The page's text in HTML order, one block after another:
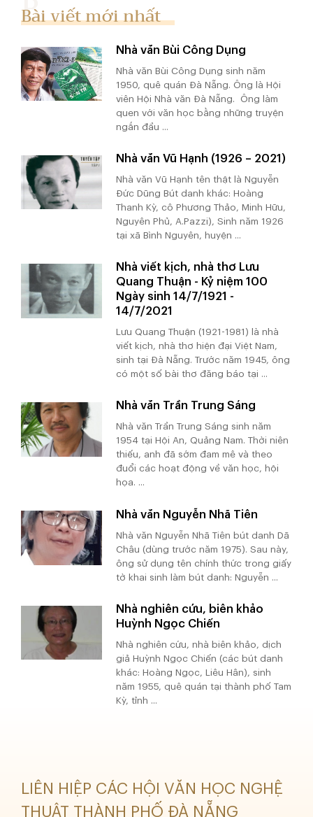
Bài viết mới nhất
Nhà văn Bùi Công Dụng
Nhà văn Bùi Công Dụng sinh năm
1950, quê quán Đà Nẵng. Ông là Hội
viên Hội Nhà văn Đà Nẵng. Ông làm
quen với văn học bằng những truyện
ngắn đầu ...
Nhà văn Vũ Hạnh (1926 – 2021)
Nhà văn Vũ Hạnh tên thật là Nguyễn
Đức Dũng Bút danh khác: Hoàng
Thanh Kỳ, cô Phương Thảo, Minh Hữu,
Nguyên Phủ, A.Pazzi), Sinh năm 1926
tại xã Bình Nguyên, huyện ...
Nhà viết kịch, nhà thơ Lưu
Quang Thuận - Kỷ niệm 100
Ngày sinh 14/7/1921 -
14/7/2021
Lưu Quang Thuận (1921-1981) là nhà
viết kịch, nhà thơ hiện đại Việt Nam,
sinh tại Đà Nẵng. Trước năm 1945, ông
có một số bài thơ đăng báo tại ...
Nhà văn Trần Trung Sáng
Nhà văn Trần Trung Sáng sinh năm
1954 tại Hội An, Quảng Nam. Thời niên
thiếu, anh đã sớm đam mê và theo
đuổi các hoạt động về văn học, hội
họa. ...
Nhà văn Nguyễn Nhã Tiên
Nhà văn Nguyễn Nhã Tiên bút danh Dã
Châu (dùng trước năm 1975). Sau này,
ông sử dụng tên chính thức trong giấy
tờ khai sinh làm bút danh: Nguyễn ...
Nhà nghiên cứu, biên khảo
Huỳnh Ngọc Chiến
Nhà nghiên cứu, nhà biên khảo, dịch
giả Huỳnh Ngọc Chiến (các bút danh
khác: Hoàng Ngọc, Liêu Hân), sinh
năm 1955, quê quán tại thành phố Tam
Kỳ, tỉnh ...
LIÊN HIỆP CÁC HỘI VĂN HỌC NGHỆ
THUẬT THÀNH PHỐ ĐÀ NẴNG